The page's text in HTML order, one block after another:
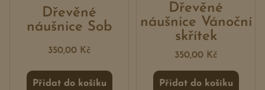
Dřevěné
náušnice Sob
350,00 Kč
Přidat do košíku
Dřevěné
náušnice Vánoční
skřítek
350,00 Kč
Přidat do košíku